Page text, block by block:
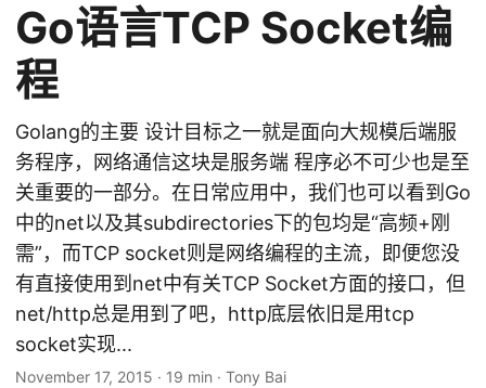
Go语言TCP Socket编
程
Golang的主要 设计目标之一就是面向大规模后端服
务程序，网络通信这块是服务端 程序必不可少也是至
关重要的一部分。在日常应用中，我们也可以看到Go
中的net以及其subdirectories下的包均是“高频+刚
需”，而TCP socket则是网络编程的主流，即便您没
有直接使用到net中有关TCP Socket方面的接口，但
net/http总是用到了吧，http底层依旧是用tcp
socket实现...
November 17, 2015 · 19 min · Tony Bai